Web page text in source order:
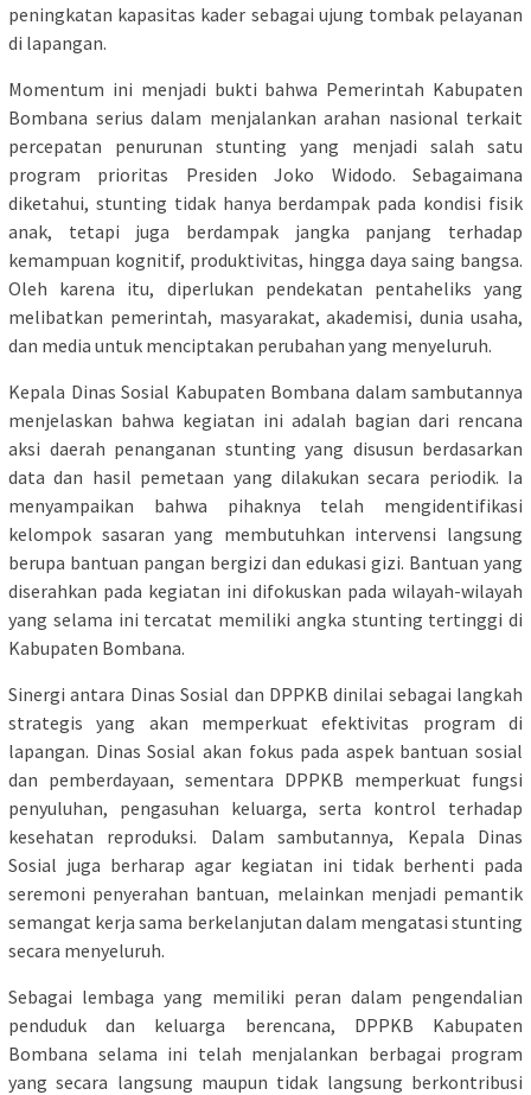
peningkatan kapasitas kader sebagai ujung tombak pelayanan
di lapangan.
Momentum ini menjadi bukti bahwa Pemerintah Kabupaten
Bombana serius dalam menjalankan arahan nasional terkait
percepatan penurunan stunting yang menjadi salah satu
program prioritas Presiden Joko Widodo. Sebagaimana
diketahui, stunting tidak hanya berdampak pada kondisi fisik
anak, tetapi juga berdampak jangka panjang terhadap
kemampuan kognitif, produktivitas, hingga daya saing bangsa.
Oleh karena itu, diperlukan pendekatan pentaheliks yang
melibatkan pemerintah, masyarakat, akademisi, dunia usaha,
dan media untuk menciptakan perubahan yang menyeluruh.
Kepala Dinas Sosial Kabupaten Bombana dalam sambutannya
menjelaskan bahwa kegiatan ini adalah bagian dari rencana
aksi daerah penanganan stunting yang disusun berdasarkan
data dan hasil pemetaan yang dilakukan secara periodik. Ia
menyampaikan bahwa pihaknya telah mengidentifikasi
kelompok sasaran yang membutuhkan intervensi langsung
berupa bantuan pangan bergizi dan edukasi gizi. Bantuan yang
diserahkan pada kegiatan ini difokuskan pada wilayah-wilayah
yang selama ini tercatat memiliki angka stunting tertinggi di
Kabupaten Bombana.
Sinergi antara Dinas Sosial dan DPPKB dinilai sebagai langkah
strategis yang akan memperkuat efektivitas program di
lapangan. Dinas Sosial akan fokus pada aspek bantuan sosial
dan pemberdayaan, sementara DPPKB memperkuat fungsi
penyuluhan, pengasuhan keluarga, serta kontrol terhadap
kesehatan reproduksi. Dalam sambutannya, Kepala Dinas
Sosial juga berharap agar kegiatan ini tidak berhenti pada
seremoni penyerahan bantuan, melainkan menjadi pemantik
semangat kerja sama berkelanjutan dalam mengatasi stunting
secara menyeluruh.
Sebagai lembaga yang memiliki peran dalam pengendalian
penduduk dan keluarga berencana, DPPKB Kabupaten
Bombana selama ini telah menjalankan berbagai program
yang secara langsung maupun tidak langsung berkontribusi